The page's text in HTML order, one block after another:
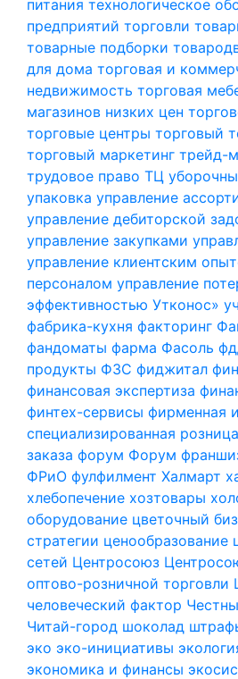
питания технологическое
предприятий торговли
товарные подборки
для дома торговая и
недвижимость торговая
магазинов низких цен
торговые центры торговый
торговый маркетинг трейд-
трудовое право ТЦ
упаковка управление
управление дебиторской
управление закупками
управление клиентским
персоналом управление
эффективностью Утконос»
фабрика-кухня факторинг
фандоматы фарма Фасоль
продукты ФЗС фиджитал
финансовая экспертиза
финтех-сервисы фирменная и
специализированная розница
заказа форум Форум
ФРиО фулфилмент Халмарт
хлебопечение хозтовары
оборудование цветочный
стратегии ценообразование
сетей Центросоюз
оптово-розничной торговли
человеческий фактор
Читай-город шоколад
эко эко-инициативы
экономика и финансы